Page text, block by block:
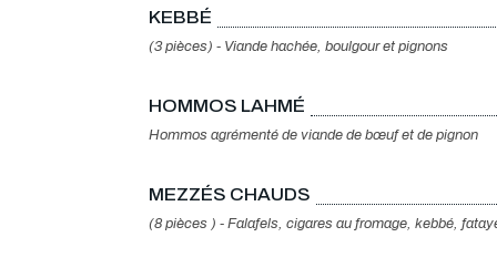
KEBBÉ
(3 pièces) - Viande hachée, boulgour et pignons
HOMMOS LAHMÉ
Hommos agrémenté de viande de bœuf et de pignon
MEZZÉS CHAUDS
(8 pièces ) - Falafels, cigares au fromage, kebbé,